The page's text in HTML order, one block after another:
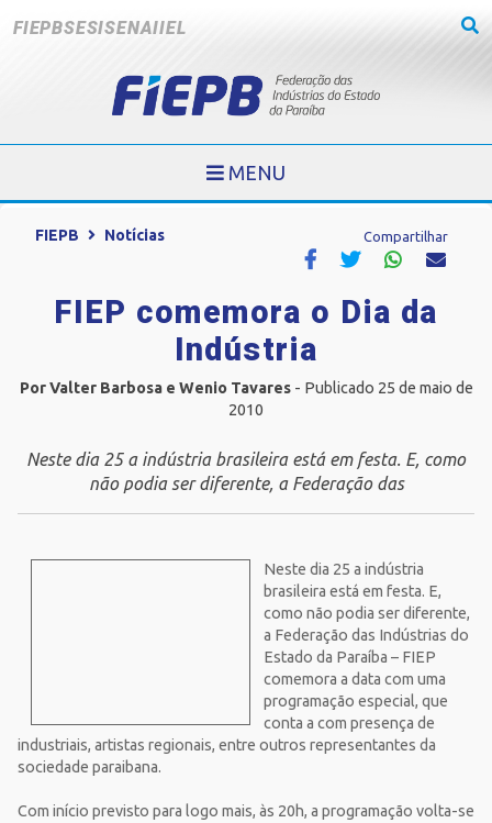
FIEPBSESISENAIIEL
MENU
FIEPB Notícias Compartilhar
FIEP comemora o Dia da
Indústria
Por Valter Barbosa e Wenio Tavares- Publicado 25 de maio de
2010
Neste dia 25 a indústria brasileira está em festa. E, como
não podia ser diferente, a Federação das
Neste dia 25 a indústria
brasileira está em festa. E,
como não podia ser diferente,
a Federação das Indústrias do
Estado da Paraíba – FIEP
comemora a data com uma
programação especial, que
conta a com presença de
industriais, artistas regionais, entre outros representantes da
sociedade paraibana.
Com início previsto para logo mais, às 20h, a programação volta-se